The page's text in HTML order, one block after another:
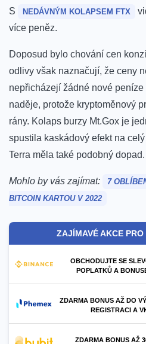
S NEDÁVNÝM KOLAPSEM FTX
více peněz.
Doposud bylo chování cen
odlivy však naznačují, že ceny
nepřicházejí žádné nové peníze
naděje, protože kryptoměnový
rány. Kolaps burzy Mt.Gox je
spustila kaskádový efekt na
Terra měla také podobný dopad.
Mohlo by vás zajímat:
7
BITCOIN KARTOU V 2022
ZAJÍMAVÉ AKCE
OBCHODUJTE SE
POPLATKŮ A
ZDARMA BONUS AŽ DO
REGISTRACI A
ZDARMA BONUS AŽ